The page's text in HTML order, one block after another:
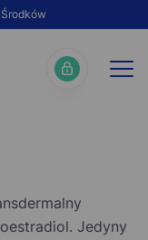
Jedyny